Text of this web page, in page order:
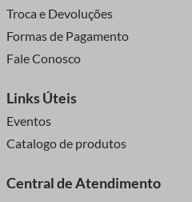
Troca e Devoluções
Formas de Pagamento
Fale Conosco
Links Úteis
Eventos
Catalogo de produtos
Central de Atendimento